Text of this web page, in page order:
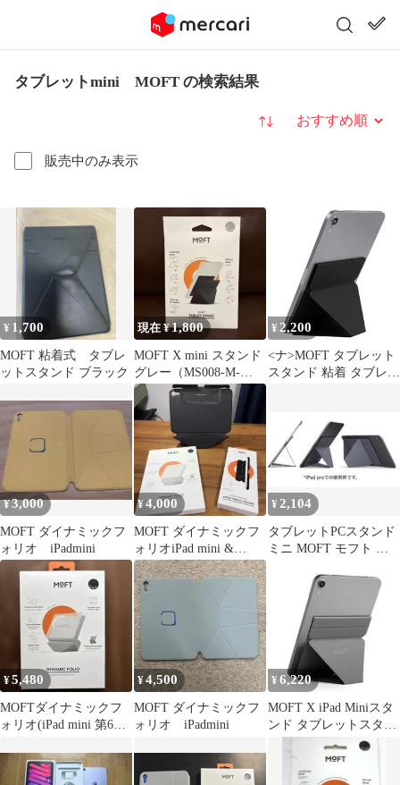
タブレットmini MOFT の検索結果
販売中のみ表示
並び替え
¥ 1,700
MOFT 粘着式 タブレ
ットスタンド ブラック
現在 ¥1,800
MOFT X mini スタンド
グレー（MS008-M-
GRY-01）
¥ 2,200
<ナ>MOFT タブレット
スタンド 粘着 タブレッ
Mini 7.9インチ対応
¥3,000
MOFT ダイナミックフ
ォリオ iPadmini
¥4,000
MOFT ダイナミックフ
ォリオiPad mini &
Pencilホルダーセット
¥ 2,104
タブレットPCスタンド
ミニ MOFT モフト グ
¥5,480
MOFTダイナミックフ
ォリオ(iPad mini 第6世
¥4,500
MOFT ダイナミックフ
ォリオ iPadmini
¥6,220
MOFT X iPad Miniスタ
ンド タブレットスタン
ド iPad mini6対応
7.9~9.7インチ対応 【リ
ニューアル版】 極薄 超